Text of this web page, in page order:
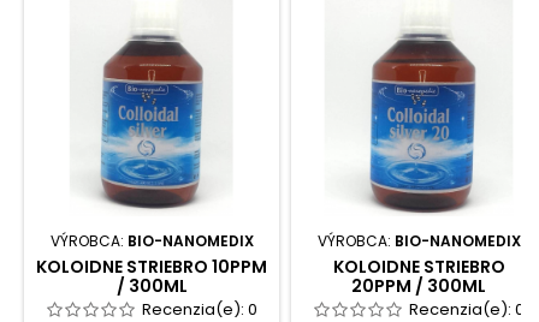
VÝROBCA: BIO-NANOMEDIX
KOLOIDNE STRIEBRO 10PPM
/ 300ML
Recenzia(e): 0
VÝROBCA: BIO-NANOMEDIX
KOLOIDNE STRIEBRO
20PPM / 300ML
Recenzia(e): 0